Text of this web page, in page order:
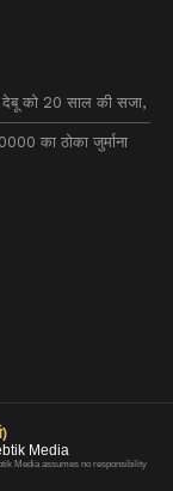
देबू को 20 साल की सजा,
का ठोका जुर्माना
Media
Media assumes no responsibility